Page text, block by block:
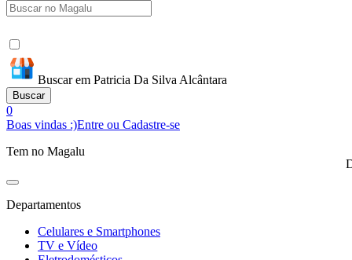
Buscar em Patricia Da Silva Alcântara
Buscar
0
Boas vindas :)Entre ou Cadastre-se
Tem no Magalu
Departamentos
Celulares e Smartphones
TV e Vídeo